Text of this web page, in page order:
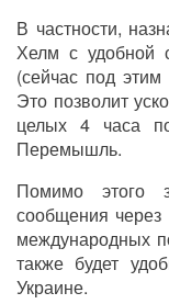
В частности,
Хелм с удобной
(сейчас под
Это позволит
целых 4 часа
Перемышль.
Помимо этого
сообщения через
международных
также будет
Украине.